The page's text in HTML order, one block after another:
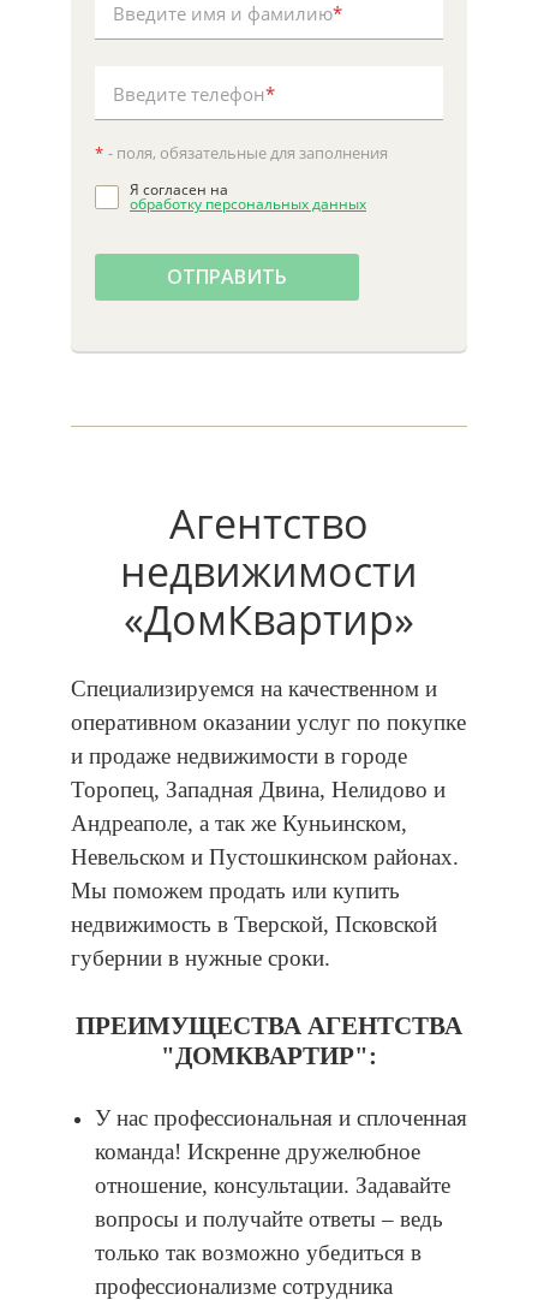
Введите имя и фамилию*
Введите телефон*
* - поля, обязательные для заполнения
Я согласен на
обработку персональных данных
ОТПРАВИТЬ
Агентство
недвижимости
«ДомКвартир»
Специализируемся на качественном и
оперативном оказании услуг по покупке
и продаже недвижимости в городе
Торопец, Западная Двина, Нелидово и
Андреаполе, а так же Куньинском,
Невельском и Пустошкинском районах.
Мы поможем продать или купить
недвижимость в Тверской, Псковской
губернии в нужные сроки.
ПРЕИМУЩЕСТВА АГЕНТСТВА
"ДОМКВАРТИР":
У нас профессиональная и сплоченная
команда! Искренне дружелюбное
отношение, консультации. Задавайте
вопросы и получайте ответы – ведь
только так возможно убедиться в
профессионализме сотрудника